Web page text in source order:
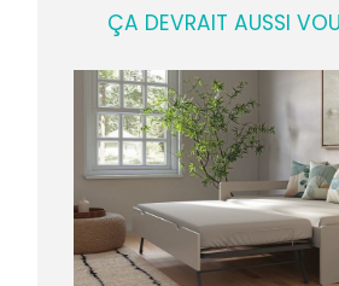
ÇA DEVRAIT AUSSI